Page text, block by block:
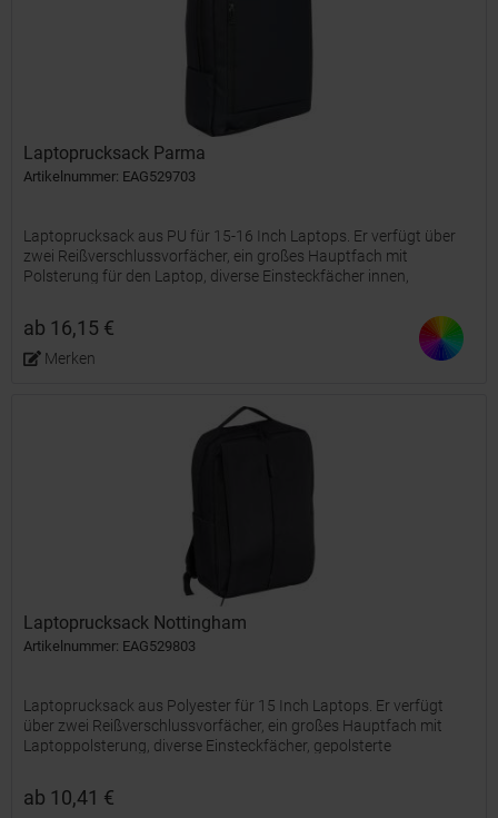
Laptoprucksack Parma
Artikelnummer: EAG529703
Laptoprucksack aus PU für 15-16 Inch Laptops. Er verfügt über
zwei Reißverschlussvorfächer, ein großes Hauptfach mit
Polsterung für den Laptop, diverse Einsteckfächer innen,
ab 16,15 €
Merken
Laptoprucksack Nottingham
Artikelnummer: EAG529803
Laptoprucksack aus Polyester für 15 Inch Laptops. Er verfügt
über zwei Reißverschlussvorfächer, ein großes Hauptfach mit
Laptoppolsterung, diverse Einsteckfächer, gepolsterte
ab 10,41 €